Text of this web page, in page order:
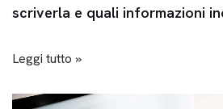
scriverla e quali informazioni
Leggi tutto »